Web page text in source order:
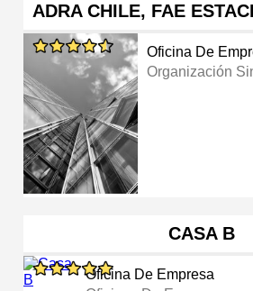
ADRA CHILE, FAE
Oficina De
Organización
CASA B
Oficina De Empresa